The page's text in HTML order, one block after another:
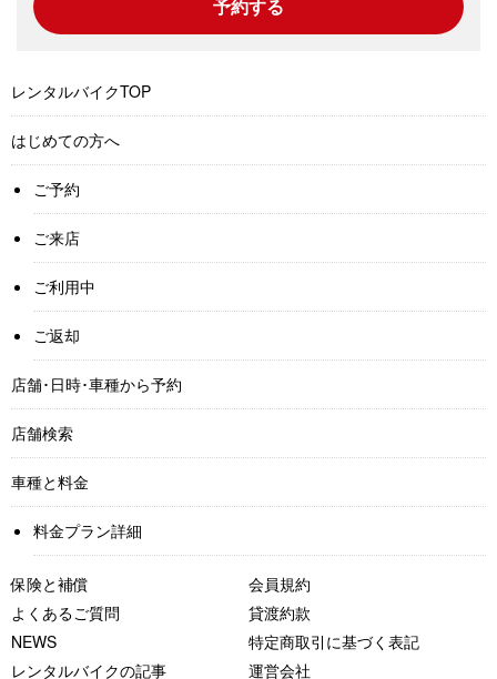
予約する
レンタルバイクTOP
はじめての方へ
ご予約
ご来店
ご利用中
ご返却
店舗･日時･車種から予約
店舗検索
車種と料金
料金プラン詳細
保険と補償
よくあるご質問
NEWS
レンタルバイクの記事
会員規約
貸渡約款
特定商取引に基づく表記
運営会社